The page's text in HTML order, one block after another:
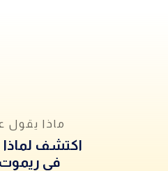
ماذا يقول
اكتشف لماذا
في